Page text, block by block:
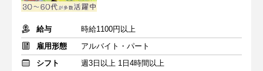
給与
時給1100円以上
雇用形態
アルバイト・パート
シフト
週3日以上 1日4時間以上